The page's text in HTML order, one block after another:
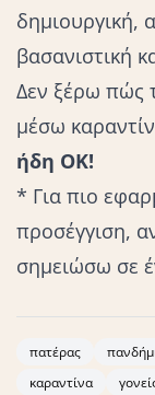
δημιουργική,
βασανιστική
Δεν ξέρω πώς
μέσω
ήδη ΟΚ!
* Για πιο
προσέγγιση,
σημειώσω σε
πατέρας
καραντίνα